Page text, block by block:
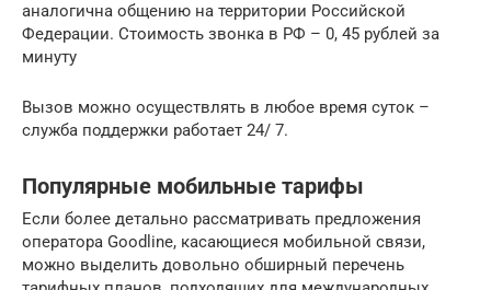
аналогична общению на территории Российской
Федерации. Стоимость звонка в РФ – 0, 45 рублей за
минуту
Вызов можно осуществлять в любое время суток –
служба поддержки работает 24/ 7.
Популярные мобильные тарифы
Если более детально рассматривать предложения
оператора Goodline, касающиеся мобильной связи,
можно выделить довольно обширный перечень